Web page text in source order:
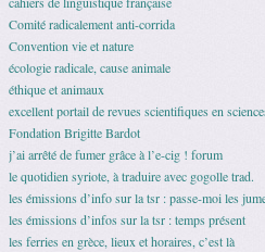
Comité radicalement anti-corrida
Convention vie et nature
écologie radicale, cause animale
éthique et animaux
excellent portail de revues scientifiques en
Fondation Brigitte Bardot
j’ai arrêté de fumer grâce à l’e-cig ! forum
le quotidien syriote, à traduire avec gogolle trad.
les émissions d’info sur la tsr : passe-moi les
les émissions d’infos sur la tsr : temps présent
les ferries en grèce, lieux et horaires, c’est là